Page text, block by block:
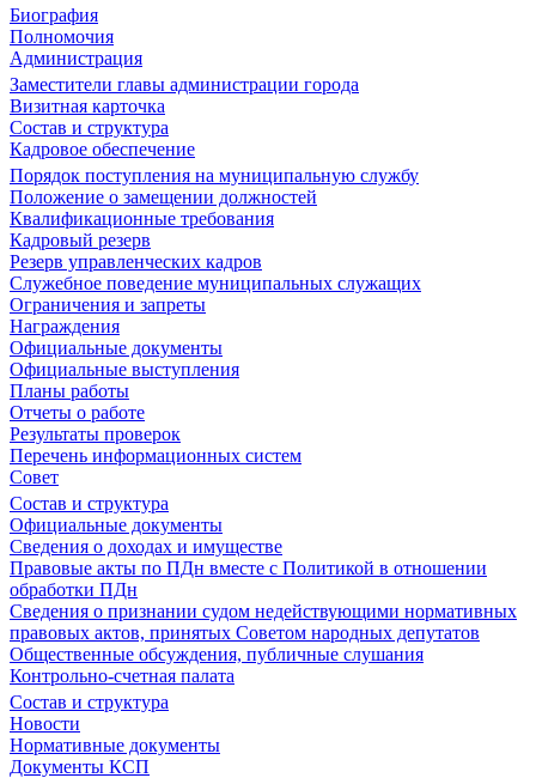
Биография
Полномочия
Администрация
Заместители главы администрации города
Визитная карточка
Состав и структура
Кадровое обеспечение
Порядок поступления на муниципальную службу
Положение о замещении должностей
Квалификационные требования
Кадровый резерв
Резерв управленческих кадров
Служебное поведение муниципальных служащих
Ограничения и запреты
Награждения
Официальные документы
Официальные выступления
Планы работы
Отчеты о работе
Результаты проверок
Перечень информационных систем
Совет
Состав и структура
Официальные документы
Сведения о доходах и имуществе
Правовые акты по ПДн вместе с Политикой в отношении
обработки ПДн
Сведения о признании судом недействующими нормативных
правовых актов, принятых Советом народных депутатов
Общественные обсуждения, публичные слушания
Контрольно-счетная палата
Состав и структура
Новости
Нормативные документы
Документы КСП